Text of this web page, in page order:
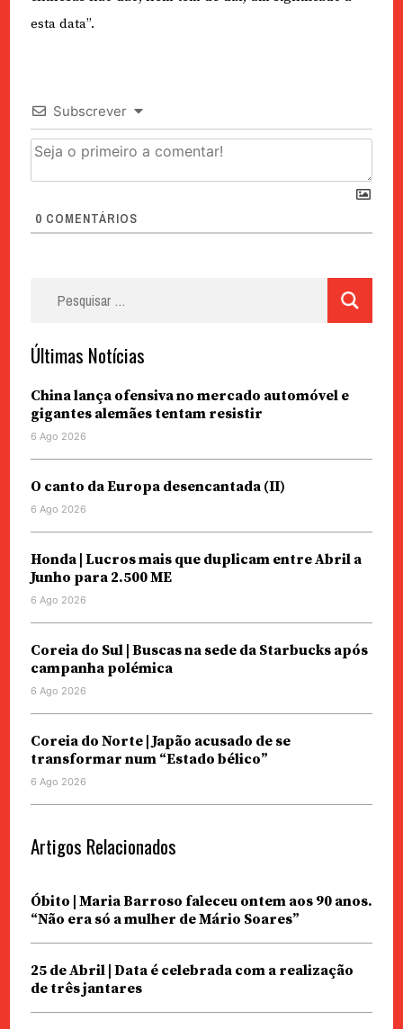
esta data”.
Subscrever
0 COMENTÁRIOS
Últimas Notícias
China lança ofensiva no mercado automóvel e
gigantes alemães tentam resistir
6 Ago 2026
O canto da Europa desencantada (II)
6 Ago 2026
Honda | Lucros mais que duplicam entre Abril a
Junho para 2.500 ME
6 Ago 2026
Coreia do Sul | Buscas na sede da Starbucks após
campanha polémica
6 Ago 2026
Coreia do Norte | Japão acusado de se
transformar num “Estado bélico”
6 Ago 2026
Artigos Relacionados
Óbito | Maria Barroso faleceu ontem aos 90 anos.
“Não era só a mulher de Mário Soares”
25 de Abril | Data é celebrada com a realização
de três jantares